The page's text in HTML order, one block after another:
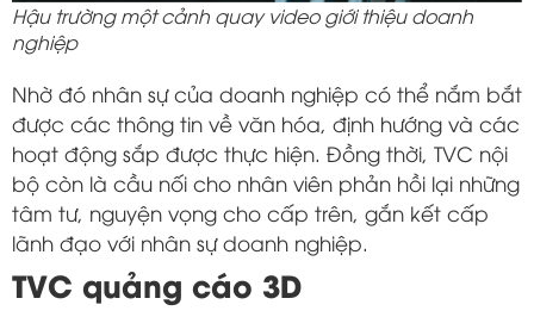
Hậu trường một cảnh quay video giới thiệu doanh
nghiệp
Nhờ đó nhân sự của doanh nghiệp có thể nắm bắt
được các thông tin về văn hóa, định hướng và các
hoạt động sắp được thực hiện. Đồng thời, TVC nội
bộ còn là cầu nối cho nhân viên phản hồi lại những
tâm tư, nguyện vọng cho cấp trên, gắn kết cấp
lãnh đạo với nhân sự doanh nghiệp.
TVC quảng cáo 3D